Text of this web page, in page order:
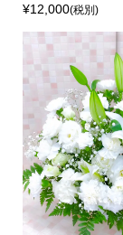
¥12,000(税別)